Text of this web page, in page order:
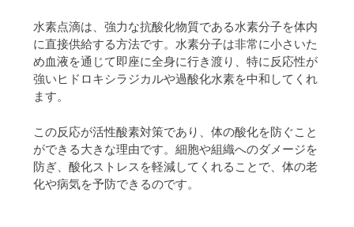
水素点滴は、強力な抗酸化物質である水素分子を体内
に直接供給する方法です。水素分子は非常に小さいた
め血液を通じて即座に全身に行き渡り、特に反応性が
強いヒドロキシラジカルや過酸化水素を中和してくれ
ます。
この反応が活性酸素対策であり、体の酸化を防ぐこと
ができる大きな理由です。細胞や組織へのダメージを
防ぎ、酸化ストレスを軽減してくれることで、体の老
化や病気を予防できるのです。